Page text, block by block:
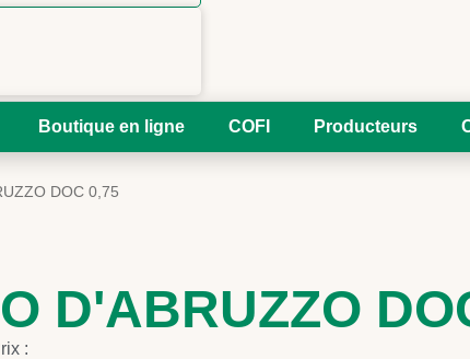
Boutique en ligne COFI Producteurs
DOC 0,75
D'ABRUZZO
: